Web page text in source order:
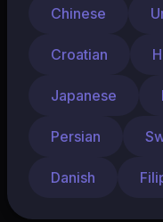
Гимназия
Показать больше
Chinese
Croatian
Japanese
Persian
Danish